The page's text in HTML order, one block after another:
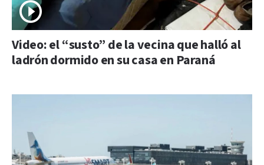
Video: el “susto” de la vecina que halló al
ladrón dormido en su casa en Paraná